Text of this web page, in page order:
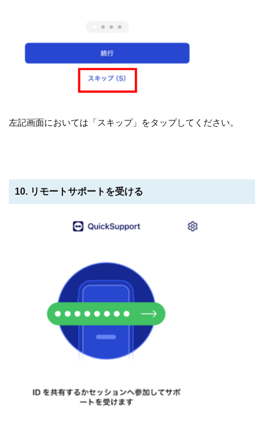
左記画面においては「スキップ」をタップしてください。
10. リモートサポートを受ける